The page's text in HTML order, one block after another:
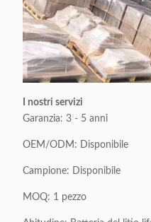
I nostri servizi
Garanzia: 3 - 5 anni
OEM/ODM: Disponibile
Campione: Disponibile
MOQ: 1 pezzo